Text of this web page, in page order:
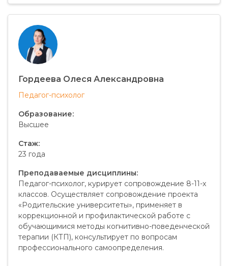
Гордеева Олеся Александровна
Педагог-психолог
Образование:
Высшее
Стаж:
23 года
Преподаваемые дисциплины:
Педагог-психолог, курирует сопровождение 8-11-х
классов. Осуществляет сопровождение проекта
«Родительские университеты», применяет в
коррекционной и профилактической работе с
обучающимися методы когнитивно-поведенческой
терапии (КТП), консультирует по вопросам
профессионального самоопределения.